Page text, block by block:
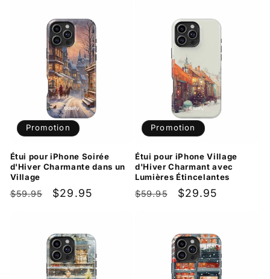
Promotion
Étui pour iPhone Soirée
d'Hiver Charmante dans un
Village
Prix
$59.95
Prix
$29.95
Promotion
Étui pour iPhone Village
d'Hiver Charmant avec
Lumières Étincelantes
Prix
$59.95
Prix
$29.95